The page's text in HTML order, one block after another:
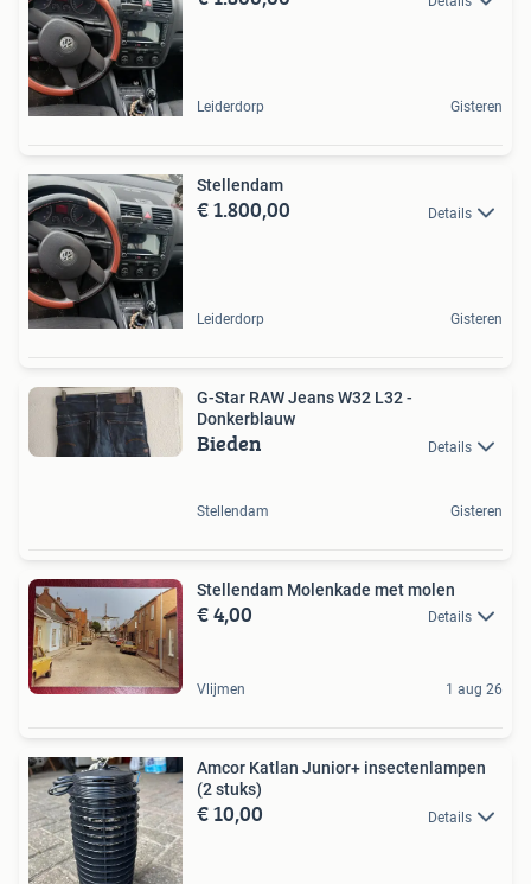
Leiderdorp Gisteren
Stellendam
€ 1.800,00 Details
Leiderdorp Gisteren
G-Star RAW Jeans W32 L32 -
Donkerblauw
Bieden Details
Stellendam Gisteren
Stellendam Molenkade met molen
€ 4,00 Details
Vlijmen 1 aug 26
Amcor Katlan Junior+ insectenlampen
(2 stuks)
€ 10,00 Details